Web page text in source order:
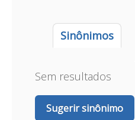
Sinônimos
Sem resultados
Sugerir sinônimo